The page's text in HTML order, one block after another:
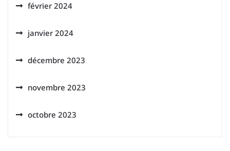
février 2024
janvier 2024
décembre 2023
novembre 2023
octobre 2023